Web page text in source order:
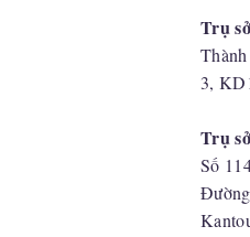
Trụ
3,
Trụ
Số